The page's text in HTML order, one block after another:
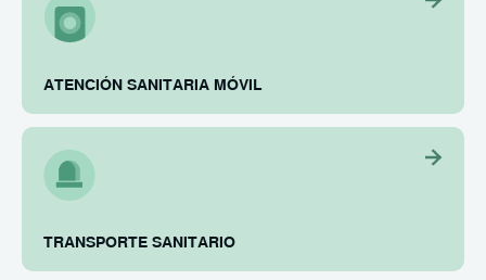
ATENCIÓN SANITARIA MÓVIL
TRANSPORTE SANITARIO